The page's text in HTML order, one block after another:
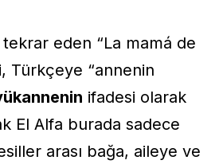
tekrar eden “La mamá de
Türkçeye “annenin
ifadesi olarak
El Alfa burada sadece
arası bağa, aileye ve